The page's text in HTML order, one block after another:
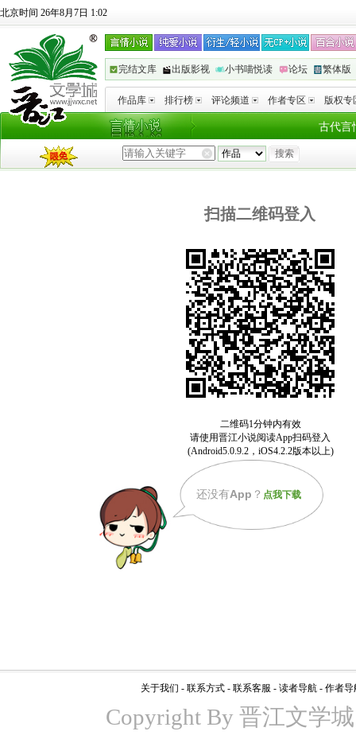
北京时间 26年8月7日 1:02
完结文库 出版影视 小书喵悦读 论坛 繁体版
作品库 排行榜 评论频道 作者专区 版权专
古代言
扫描二维码登入
还没有App ？ 点我下载
关于我们 - 联系方式 - 联系客服 - 读者导航 - 作者导
Copyright By 晋江文学